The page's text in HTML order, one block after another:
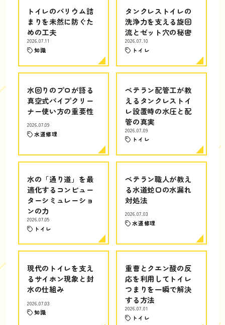
トイレのバリウム詰
まりを未然に防ぐた
めの工夫
2026.07.11
知識
タンクレストイレの
洗浄力を支える旋回
流とゼット穴の秘密
2026.07.10
トイレ
水回りのプロが語る
真空式パイプクリー
ナー使い方の重要性
2026.07.09
水道修理
ベテラン配管工が教
えるタンクレストイ
レ設置時の水圧と配
管の真実
2026.07.09
トイレ
水の「通り道」を最
適化するコンピュー
ターシミュレーショ
ンの力
2026.07.05
トイレ
ベテラン職人が教え
る水道蛇口の水漏れ
対処法
2026.07.03
水道修理
現代のトイレを支え
るサイホン現象と封
水の仕組み
2026.07.03
知識
重曹とクエン酸の反
応を利用してトイレ
つまりを一瞬で解決
する方法
2026.07.01
トイレ